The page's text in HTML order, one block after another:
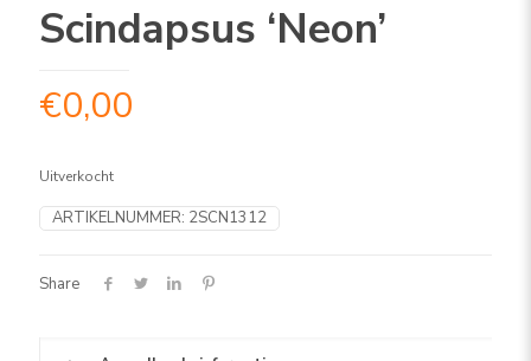
Scindapsus ‘Neon’
€0,00
Uitverkocht
ARTIKELNUMMER: 2SCN1312
Share